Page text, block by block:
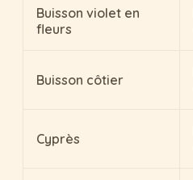
Buisson violet en
fleurs
Buisson côtier
Cyprès